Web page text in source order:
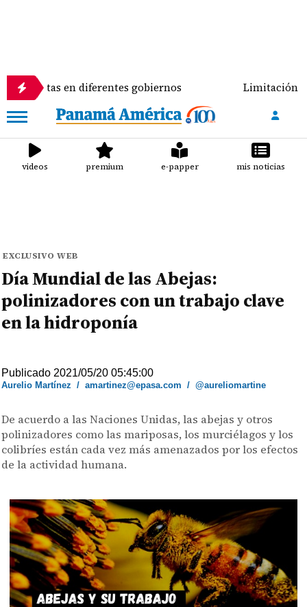
en diferentes gobiernos Limitación a
videos premium e-papper mis noticias
EXCLUSIVO WEB
Día Mundial de las Abejas:
polinizadores con un trabajo clave
en la hidroponía
Publicado 2021/05/20 05:45:00
Aurelio Martínez /amartinez@epasa.com /@aureliomartine
De acuerdo a las Naciones Unidas, las abejas y otros
polinizadores como las mariposas, los murciélagos y los
colibríes están cada vez más amenazados por los efectos
de la actividad humana.